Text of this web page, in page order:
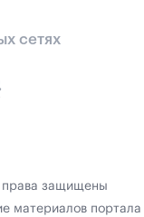
сетях
защищены
материалов